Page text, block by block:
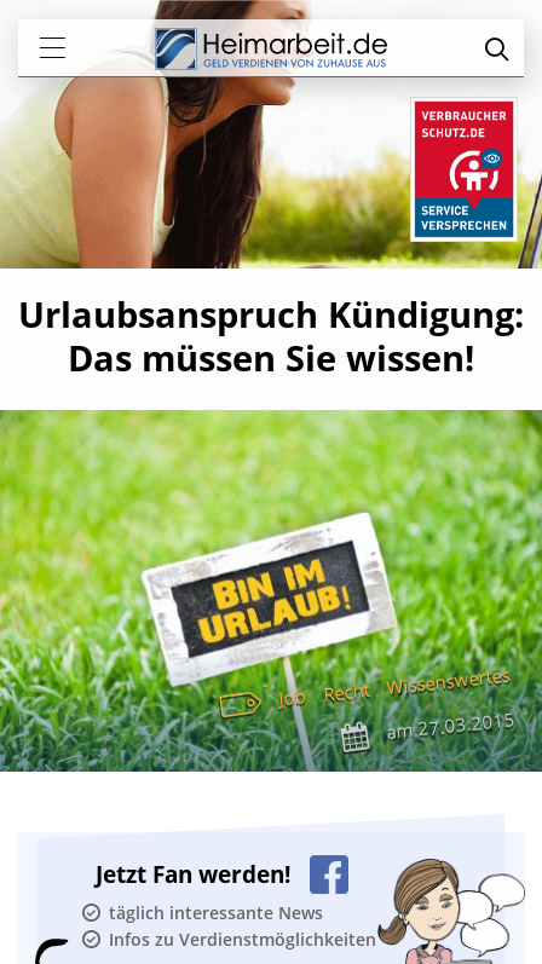
Urlaubsanspruch Kündigung:
Das müssen Sie wissen!
Job Recht Wissenswertes
am27.03.2015
Jetzt Fan werden!
täglich interessante News
Infos zu Verdienstmöglichkeiten